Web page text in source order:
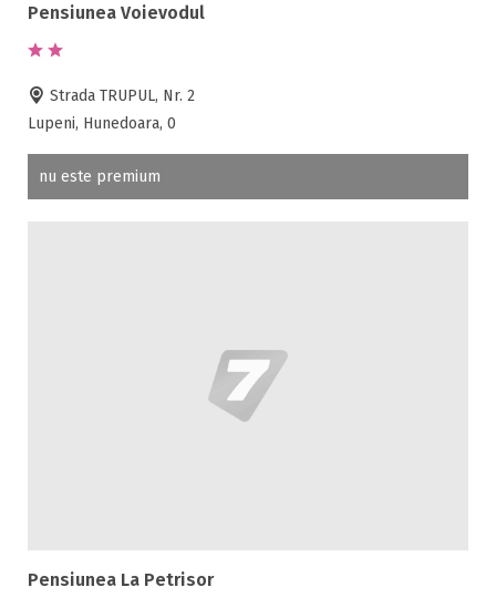
Pensiunea Voievodul
Strada TRUPUL, Nr. 2
Lupeni, Hunedoara, 0
nu este premium
Pensiunea La Petrisor